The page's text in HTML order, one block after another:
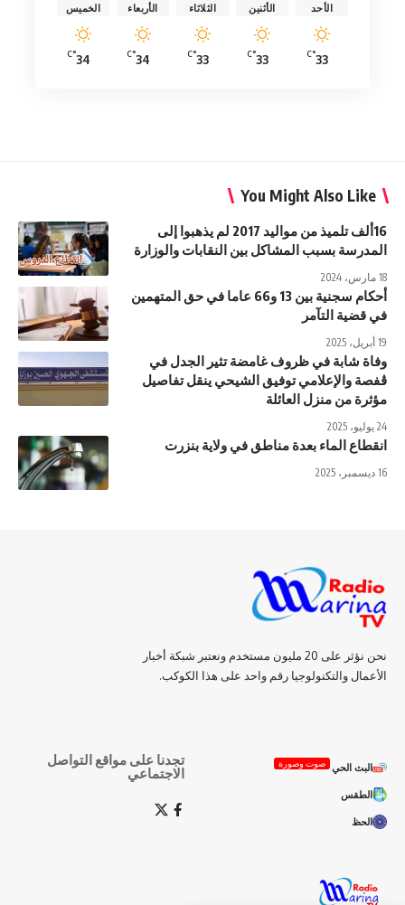
الأحد
33
°C
الأثنين
33
°C
الثلاثاء
33
°C
الأربعاء
34
°C
الخميس
34
°C
You Might Also Like
16ألف تلميذ من مواليد 2017 لم يذهبوا إلى
المدرسة بسبب المشاكل بين النقابات والوزارة
18 مارس، 2024
أحكام سجنية بين 13 و66 عاما في حق المتهمين
في قضية التآمر
19 أبريل، 2025
وفاة شابة في ظروف غامضة تثير الجدل في
ڨفصة والإعلامي توفيق الشيحي ينقل تفاصيل
مؤثرة من منزل العائلة
24 يوليو، 2025
انقطاع الماء بعدة مناطق في ولاية بنزرت
16 ديسمبر، 2025
نحن نؤثر على 20 مليون مستخدم ونعتبر شبكة أخبار
الأعمال والتكنولوجيا رقم واحد على هذا الكوكب.
البث الحي صوت وصورة
الطقس
الحظ
تجدنا على مواقع التواصل
الاجتماعي